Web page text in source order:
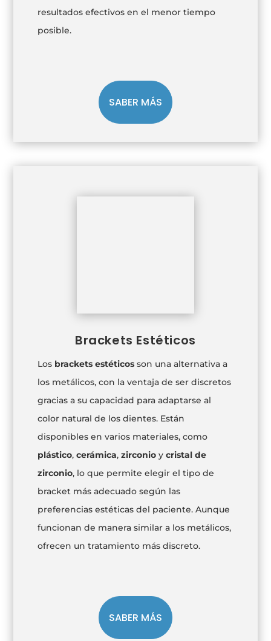
resultados efectivos en el menor tiempo
posible.
SABER MÁS
Brackets Estéticos
Los brackets estéticos son una alternativa a
los metálicos, con la ventaja de ser discretos
gracias a su capacidad para adaptarse al
color natural de los dientes. Están
disponibles en varios materiales, como
plástico,cerámica,zirconio ycristal de
zirconio, lo que permite elegir el tipo de
bracket más adecuado según las
preferencias estéticas del paciente. Aunque
funcionan de manera similar a los metálicos,
ofrecen un tratamiento más discreto.
SABER MÁS